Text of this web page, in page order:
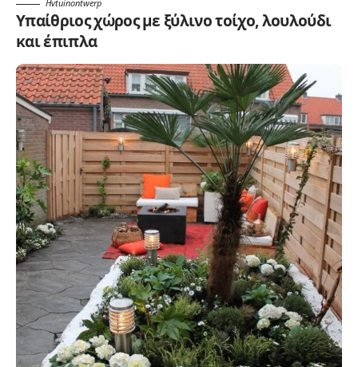
Hvtuinontwerp
Υπαίθριος χώρος με ξύλινο τοίχο, λουλούδι
και έπιπλα